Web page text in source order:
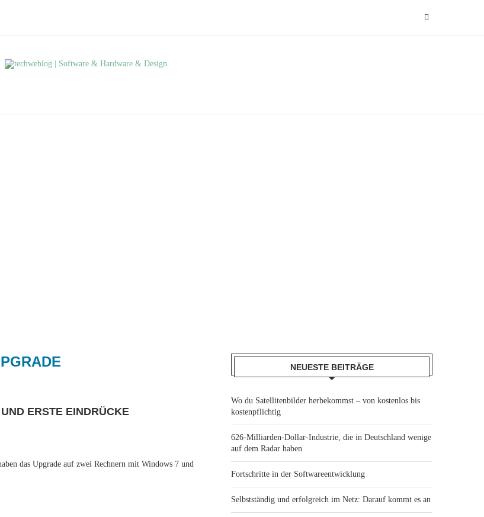
ERSTE EINDRÜCKE
das Upgrade auf zwei Rechnern mit Windows 7 und
NEUESTE BEITRÄGE
Wo du Satellitenbilder herbekommst – von kostenlos bis
kostenpflichtig
626-Milliarden-Dollar-Industrie, die in Deutschland wenige
auf dem Radar haben
Fortschritte in der Softwareentwicklung
Selbstständig und erfolgreich im Netz: Darauf kommt es an